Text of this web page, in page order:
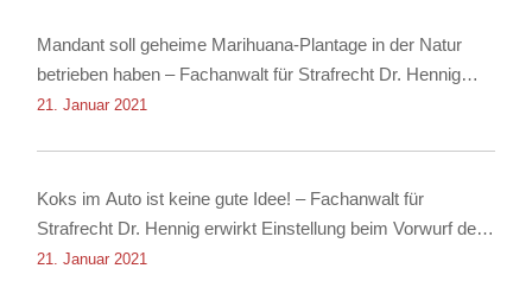
Mandant soll geheime Marihuana-Plantage in der Natur
betrieben haben – Fachanwalt für Strafrecht Dr. Hennig
erwirkt Einstellung
21. Januar 2021
Koks im Auto ist keine gute Idee! – Fachanwalt für
Strafrecht Dr. Hennig erwirkt Einstellung beim Vorwurf des
Besitzes von Kokain!
21. Januar 2021